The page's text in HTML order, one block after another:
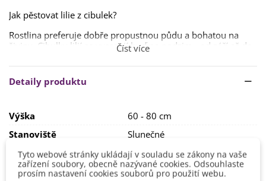
Jak pěstovat lilie z cibulek?
Rostlina preferuje dobře propustnou půdu a bohatou na
živiny. Cibulky lilií se vysazují buď na podzim - od září až do
Cibulky lilií zasadíme do půdy tak, aby špička cibulky byla
kolem 10 až 15 cm pod zemí. Lilie je mrazuvzdorná, v zimě
doporučujeme je vysazovat ve skupinkách.
Číst více
Detaily produktu
Výška
60 - 80 cm
Stanoviště
Slunečné
Barva Květů
Růžová
Doba Kvetení
Červen
Tyto webové stránky ukládají v souladu se zákony na vaše
zařízení soubory, obecně nazývané cookies. Odsouhlaste
prosím nastavení cookies souborů pro použití webu.